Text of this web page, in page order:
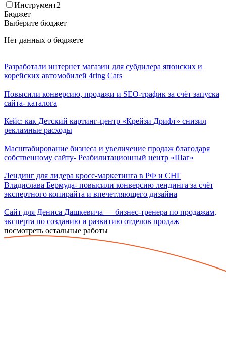
Инструмент2
Бюджет
Выберите бюджет
Нет данных о бюджете
Разработали интернет магазин для субдилера японских и
корейских автомобилей 4ring Cars
Повысили конверсию, продажи и SEO-трафик за счёт запуска
сайта- каталога
Кейс: как Детский картинг-центр «Крейзи Дрифт» снизил
рекламные расходы
Масштабирование бизнеса и увеличение продаж благодаря
собственному сайту- Реабилитационный центр «Шаг»
Лендинг для лидера кросс-маркетинга в РФ и СНГ
Владислава Бермуда- повысили конверсию лендинга за счёт
экспертного копирайта и впечетляющего дизайна
Сайт для Дениса Дашкевича — бизнес-тренера по продажам,
эксперта по созданию и развитию отделов продаж
посмотреть остальные работы